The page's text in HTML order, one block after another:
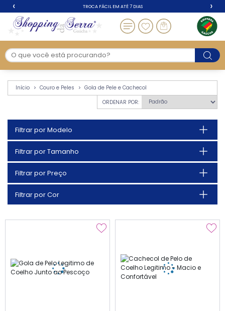
Gola de Pele e
TROCA FÁCIL EM ATÉ 7 DIAS
‹ ›
Início Couro e Peles
Gola de Pele e Cachecol
ORDENAR POR:
Filtrar por Modelo
Filtrar por Tamanho
Filtrar por Preço
Filtrar por Cor